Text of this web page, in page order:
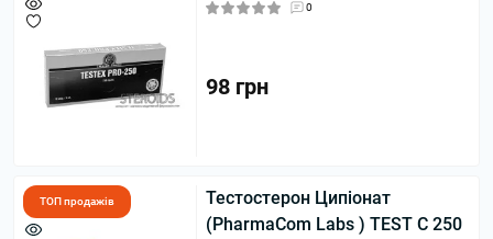
0
98 грн
ТОП продажів
Тестостерон Ципіонат
(PharmaCom Labs ) TEST C 250